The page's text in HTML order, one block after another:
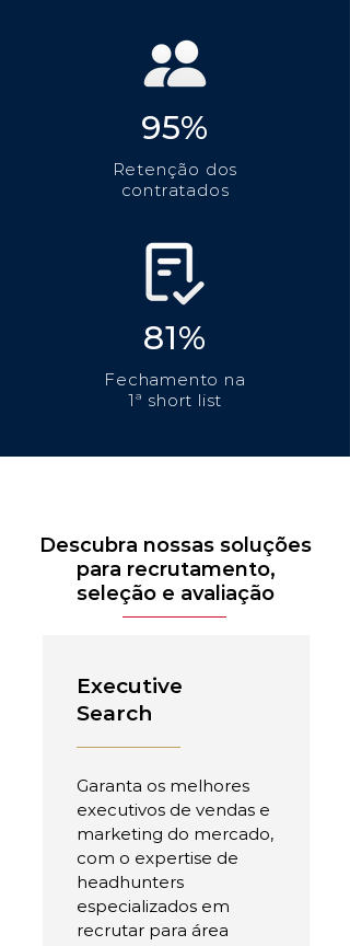
95%
Retenção dos
contratados
81%
Fechamento na
1ª short list
Descubra nossas soluções
para recrutamento,
seleção e avaliação
Executive
Search
Garanta os melhores
executivos de vendas e
marketing do mercado,
com o expertise de
headhunters
especializados em
recrutar para área